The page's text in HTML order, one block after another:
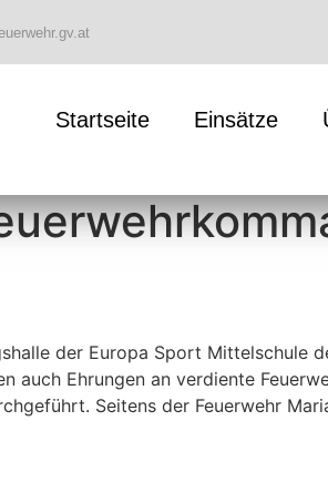
Startseite Einsätze
der Europa Sport Mittelschule
auch Ehrungen an verdiente
Seitens der Feuerwehr